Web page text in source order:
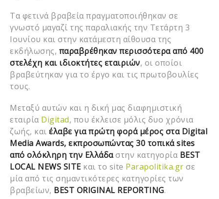
Τα φετινά βραβεία πραγματοποιήθηκαν σε
γνωστό μαγαζί της παραλιακής την Τετάρτη 3
Ιουνίου και στην κατάμεστη αίθουσα της
εκδήλωσης, παραβρέθηκαν περισσότερα από 400
στελέχη και ιδιοκτήτες εταιριών, οι οποίοι
βραβεύτηκαν για το έργο και τις πρωτοβουλίες
τους.
Μεταξύ αυτών και η δική μας διαφημιστική
εταιρία Digitad, που έκλεισε μόλις δυο χρόνια
ζωής, και έλαβε για πρώτη φορά μέρος στα Digital
Media Awards, εκπροσωπώντας 30 τοπικά sites
από ολόκληρη την Ελλάδαστην κατηγορία BEST
LOCAL NEWS SITE και το site Parapolitika.gr σε
μία από τις σημαντικότερες κατηγορίες των
βραβείων, BEST ORIGINAL REPORTING.